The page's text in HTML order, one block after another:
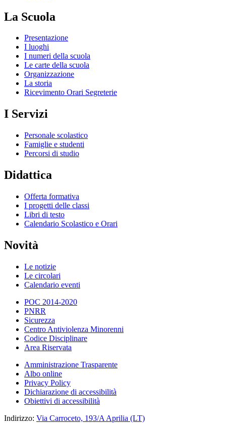
La Scuola
Presentazione
I luoghi
I numeri della scuola
Le carte della scuola
Organizzazione
La storia
Ricevimento Orari Segreterie
I Servizi
Personale scolastico
Famiglie e studenti
Percorsi di studio
Didattica
Offerta formativa
I progetti delle classi
Libri di testo
Calendario Scolastico e Orari
Novità
Le notizie
Le circolari
Calendario eventi
POC 2014-2020
PNRR
Sicurezza
Centro Antiviolenza Minorenni
Codice Disciplinare
Area Riservata
Amministrazione Trasparente
Albo online
Privacy Policy
Dichiarazione di accessibilità
Obiettivi di accessibilità
Indirizzo: Via Carroceto, 193/A Aprilia (LT)